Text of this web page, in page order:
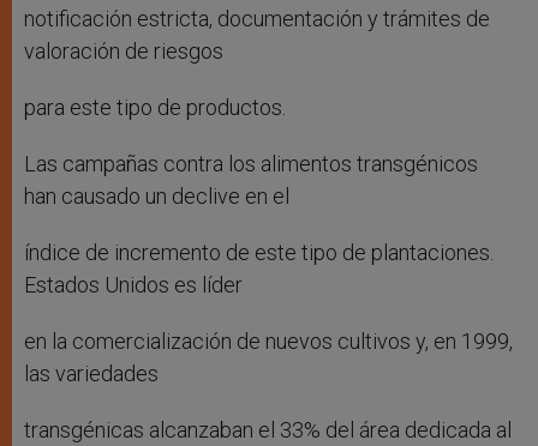
notificación estricta, documentación y trámites de
valoración de riesgos
para este tipo de productos.
Las campañas contra los alimentos transgénicos
han causado un declive en el
índice de incremento de este tipo de plantaciones.
Estados Unidos es líder
en la comercialización de nuevos cultivos y, en 1999,
las variedades
transgénicas alcanzaban el 33% del área dedicada al